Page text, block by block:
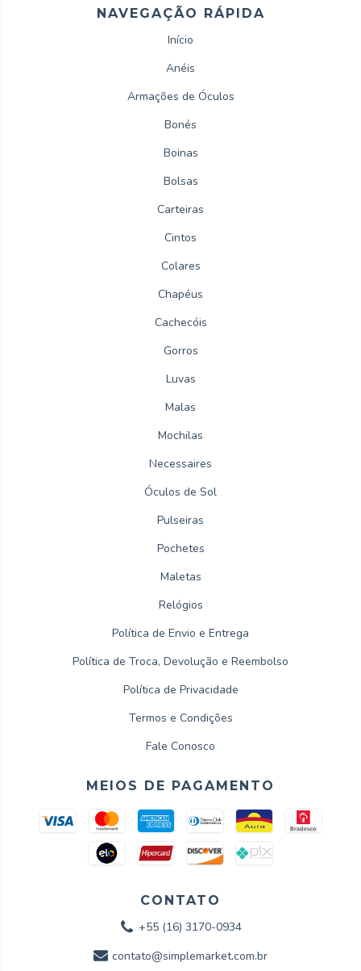
NAVEGAÇÃO RÁPIDA
Início
Anéis
Armações de Óculos
Bonés
Boinas
Bolsas
Carteiras
Cintos
Colares
Chapéus
Cachecóis
Gorros
Luvas
Malas
Mochilas
Necessaires
Óculos de Sol
Pulseiras
Pochetes
Maletas
Relógios
Política de Envio e Entrega
Política de Troca, Devolução e Reembolso
Política de Privacidade
Termos e Condições
Fale Conosco
MEIOS DE PAGAMENTO
CONTATO
+55 (16) 3170-0934
contato@simplemarket.com.br